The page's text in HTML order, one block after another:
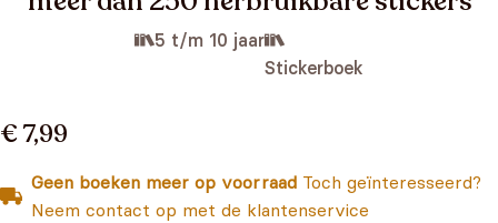
5 t/m 10 jaar
Stickerboek
€ 7,99
Geen boeken meer op voorraad Toch geïnteresseerd?
Neem contact op met de klantenservice